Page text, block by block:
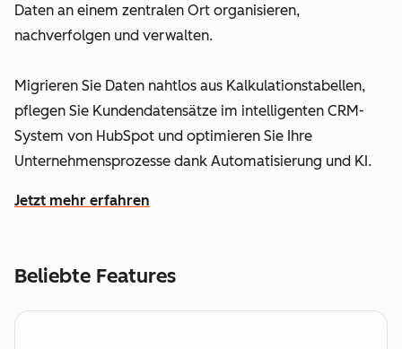
Daten an einem zentralen Ort organisieren,
nachverfolgen und verwalten.
Migrieren Sie Daten nahtlos aus Kalkulationstabellen,
pflegen Sie Kundendatensätze im intelligenten CRM-
System von HubSpot und optimieren Sie Ihre
Unternehmensprozesse dank Automatisierung und KI.
Jetzt mehr erfahren
wie HubSpot Ihnen dabei hilft, Kundendaten zu
Beliebte Features